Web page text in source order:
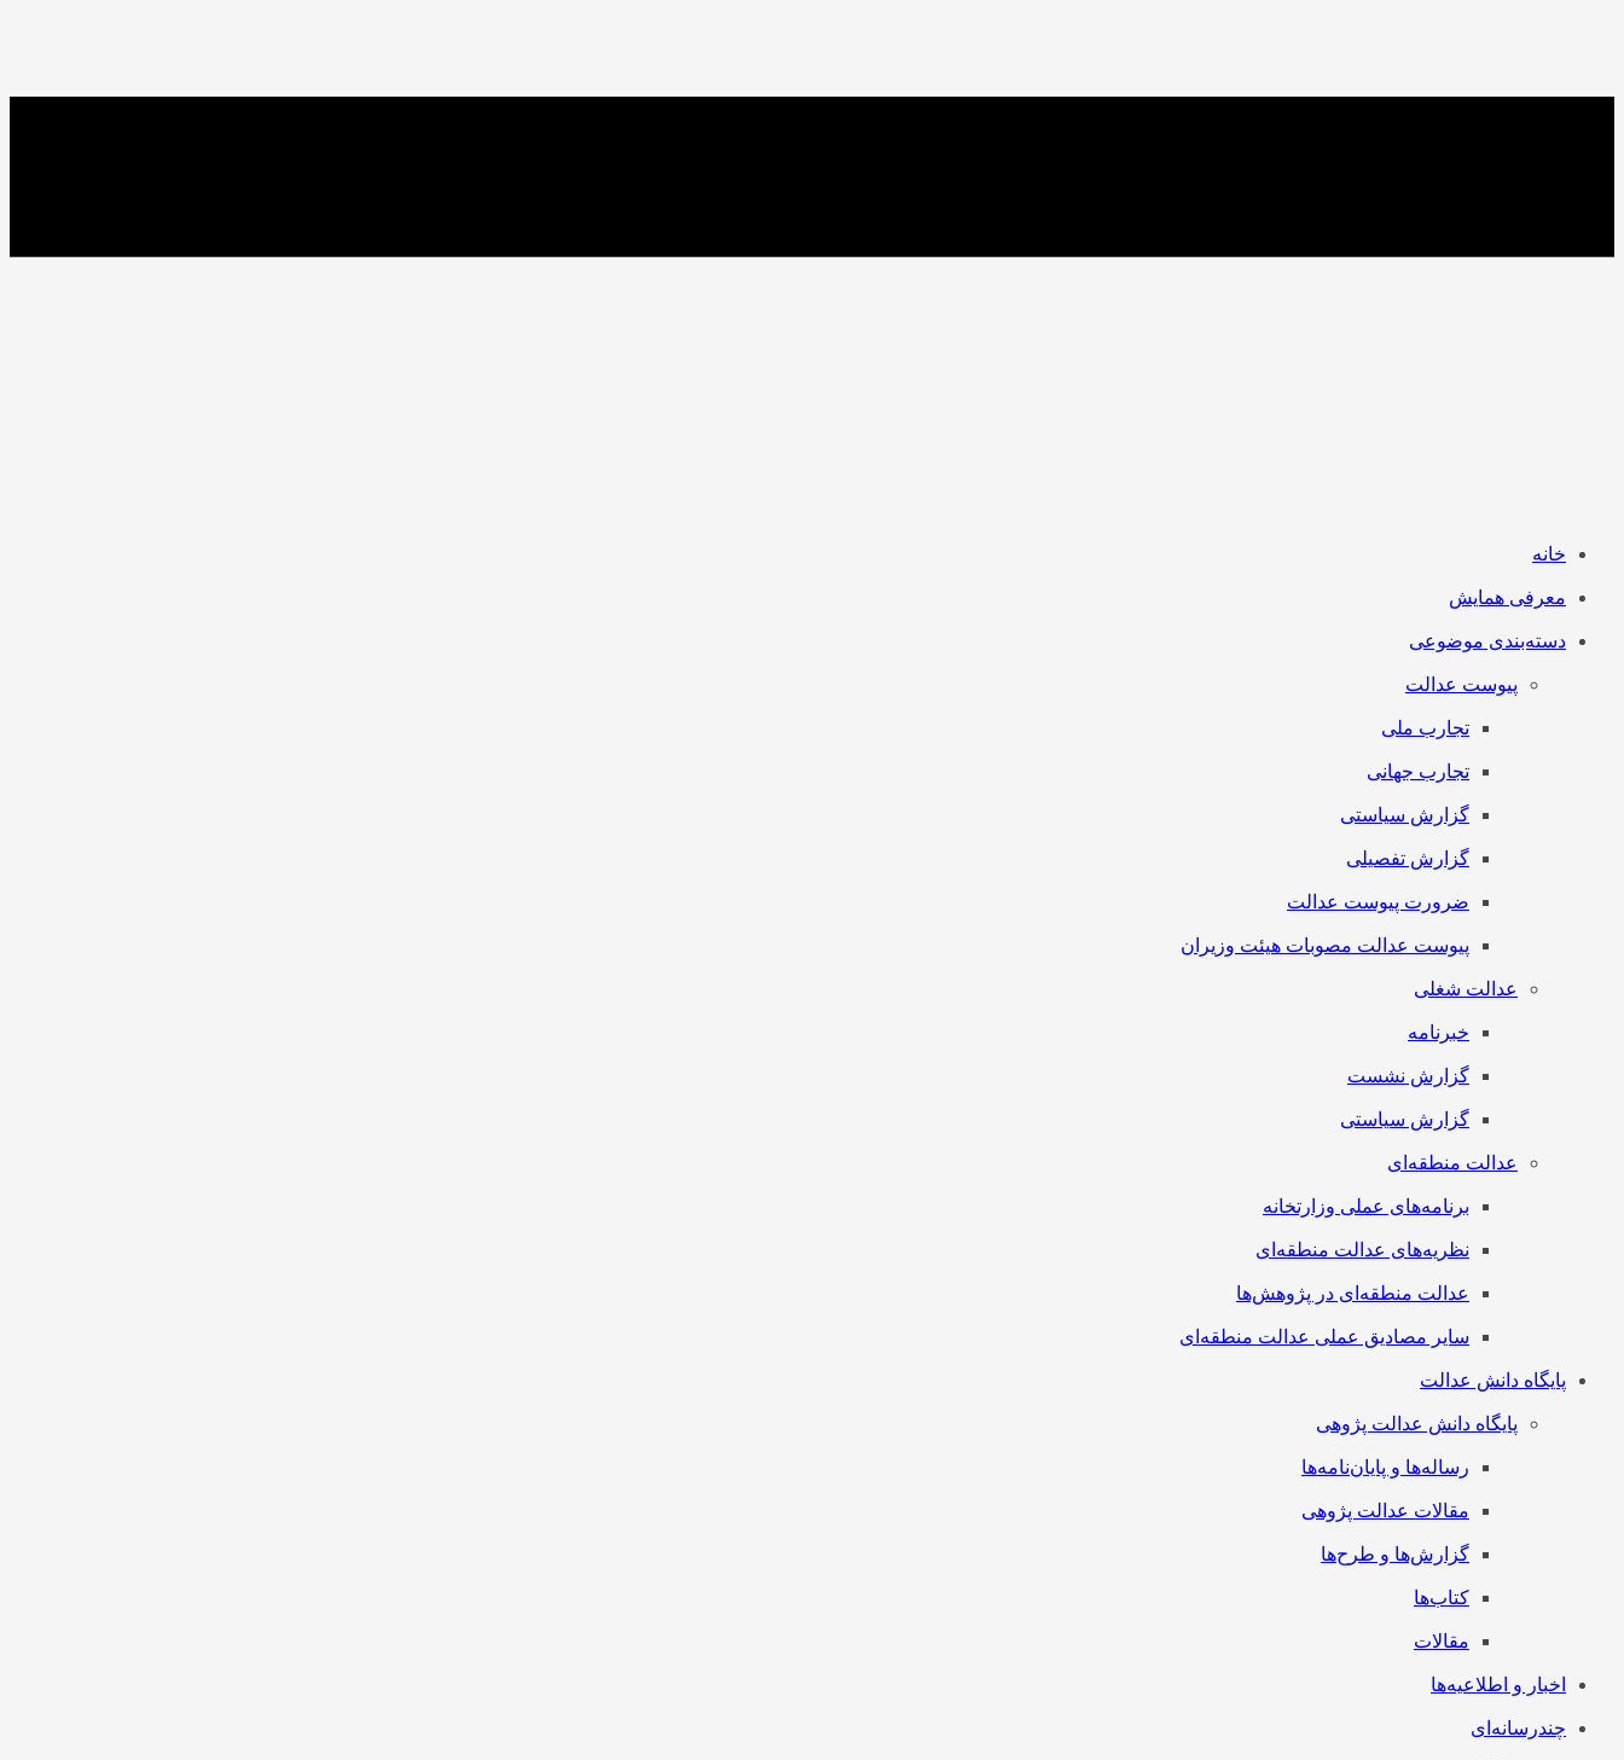
خانه
معرفی همایش
دسته‌بندی موضوعی
پیوست عدالت
تجارب ملی
تجارب جهانی
گزارش سیاستی
گزارش تفصیلی
ضرورت پیوست عدالت
پیوست عدالت مصوبات هیئت وزیران
عدالت شغلی
خبرنامه
گزارش نشست
گزارش سیاستی
عدالت منطقه‌ای
برنامه‌های عملی وزارتخانه
نظریه‌های عدالت منطقه‌ای
عدالت منطقه‌ای در پژوهش‌ها
سایر مصادیق عملی عدالت منطقه‌ای
پایگاه دانش عدالت
پایگاه دانش عدالت پژوهی
رساله‌ها و پایان‌نامه‌ها
مقالات عدالت پژوهی
گزارش‌ها و طرح‌ها
کتاب‌ها
مقالات
اخبار و اطلاعیه‌ها
چندرسانه‌ای